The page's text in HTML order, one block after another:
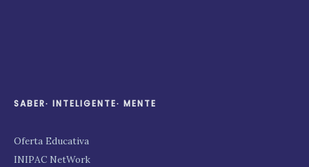
SABER∙ INTELIGENTE∙ MENTE
Oferta Educativa
INIPAC NetWork